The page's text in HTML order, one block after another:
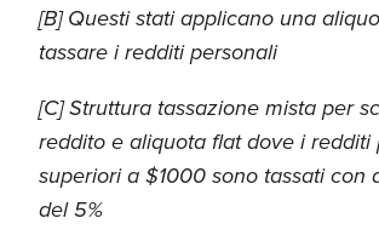
[B] Questi stati applicano una
tassare i redditi personali
[C] Struttura tassazione mista per
reddito e aliquota flat dove i redditi
superiori a $1000 sono tassati con
del 5%